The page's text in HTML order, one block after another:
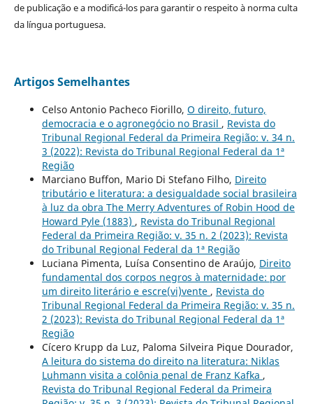
de publicação e a modificá-los para garantir o respeito à norma culta
da língua portuguesa.
Artigos Semelhantes
Celso Antonio Pacheco Fiorillo, O direito, futuro,
democracia e o agronegócio no Brasil , Revista do
Tribunal Regional Federal da Primeira Região: v. 34 n.
3 (2022): Revista do Tribunal Regional Federal da 1ª
Região
Marciano Buffon, Mario Di Stefano Filho, Direito
tributário e literatura: a desigualdade social brasileira
à luz da obra The Merry Adventures of Robin Hood de
Howard Pyle (1883) , Revista do Tribunal Regional
Federal da Primeira Região: v. 35 n. 2 (2023): Revista
do Tribunal Regional Federal da 1ª Região
Luciana Pimenta, Luísa Consentino de Araújo, Direito
fundamental dos corpos negros à maternidade: por
um direito literário e escre(vi)vente , Revista do
Tribunal Regional Federal da Primeira Região: v. 35 n.
2 (2023): Revista do Tribunal Regional Federal da 1ª
Região
Cícero Krupp da Luz, Paloma Silveira Pique Dourador,
A leitura do sistema do direito na literatura: Niklas
Luhmann visita a colônia penal de Franz Kafka ,
Revista do Tribunal Regional Federal da Primeira